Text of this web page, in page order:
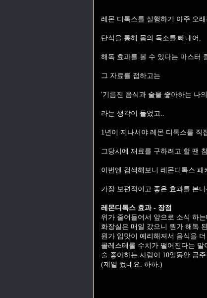
레몬 디톡스를 실행하기 아주 오래
단식을 통해 몸의 독소를 빼내어,
해독 효과를 볼 수 있다는 마스터
그 자료를 접하고는
'기름진 음식과 술을 좋아하는 나
라는 생각이 들었고..
1년이 지나서야 레몬 디톡스를 직
그당시에 재료를 구하려고 할 땐
이번엔 검색해보니 레몬디톡스
가장 보편적이고 좋은 효과를 본
레몬디톡스 효과 - 장점
위가 줄어들어서 앞으로 소식 하
화장실은 매일 갔으니 뭔가 해독
뭔가 입맛이 예리해져서 음식을
콜레스테롤 수치가 떨어진다는
술 좋아하는 사람이 10일동안 금
(제일 컸네요. 하하.)